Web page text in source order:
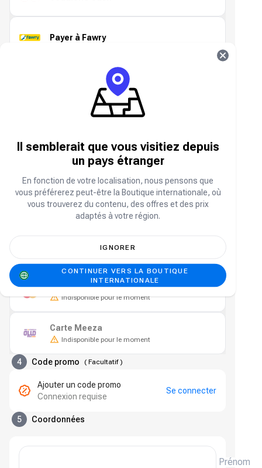
Payer à Fawry
argent électronique
Payer avec Aman
+ 1.00
Payez avec Masary
Carte
Indisponible pour le moment
Carte Meeza
Indisponible pour le moment
4 Code promo ( Facultatif)
Ajouter un code promo
Connexion requise
Se connecter
5 Coordonnées
Prénom
Il semblerait que vous visitiez depuis
un pays étranger
En fonction de votre localisation, nous pensons que
vous préférerez peut-être la Boutique internationale, où
vous trouverez du contenu, des offres et des prix
adaptés à votre région.
IGNORER
CONTINUER VERS LA BOUTIQUE
INTERNATIONALE